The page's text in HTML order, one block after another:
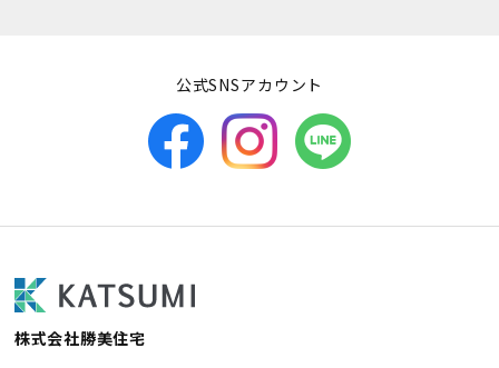
公式SNSアカウント
株式会社勝美住宅